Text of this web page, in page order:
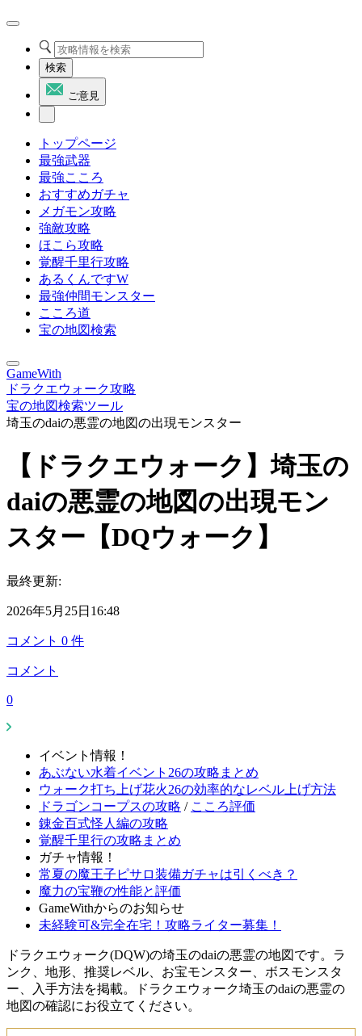
検索
ご意見
トップページ
最強武器
最強こころ
おすすめガチャ
メガモン攻略
強敵攻略
ほこら攻略
覚醒千里行攻略
あるくんですW
最強仲間モンスター
こころ道
宝の地図検索
GameWith
ドラクエウォーク攻略
宝の地図検索ツール
埼玉のdaiの悪霊の地図の出現モンスター
【ドラクエウォーク】埼玉の
daiの悪霊の地図の出現モン
スター【DQウォーク】
最終更新:
2026年5月25日16:48
コメント 0 件
コメント
0
イベント情報！
あぶない水着イベント26の攻略まとめ
ウォーク打ち上げ花火26の効率的なレベル上げ方法
ドラゴンコープスの攻略 / こころ評価
錬金百式怪人編の攻略
覚醒千里行の攻略まとめ
ガチャ情報！
常夏の魔王子ピサロ装備ガチャは引くべき？
魔力の宝鞭の性能と評価
GameWithからのお知らせ
未経験可&完全在宅！攻略ライター募集！
ドラクエウォーク(DQW)の埼玉のdaiの悪霊の地図です。ラ
ンク、地形、推奨レベル、お宝モンスター、ボスモンスタ
ー、入手方法を掲載。ドラクエウォーク埼玉のdaiの悪霊の
地図の確認にお役立てください。